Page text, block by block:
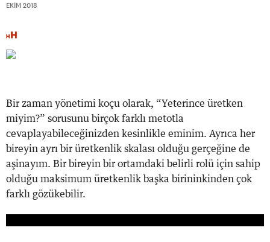
EKIM 2018
Bir zaman yönetimi koçu olarak, “Yeterince üretken
miyim?” sorusunu birçok farklı metotla
cevaplayabileceğinizden kesinlikle eminim. Ayrıca her
bireyin ayrı bir üretkenlik skalası olduğu gerçeğine de
aşinayım. Bir bireyin bir ortamdaki belirli rolü için sahip
olduğu maksimum üretkenlik başka birininkinden çok
farklı gözükebilir.